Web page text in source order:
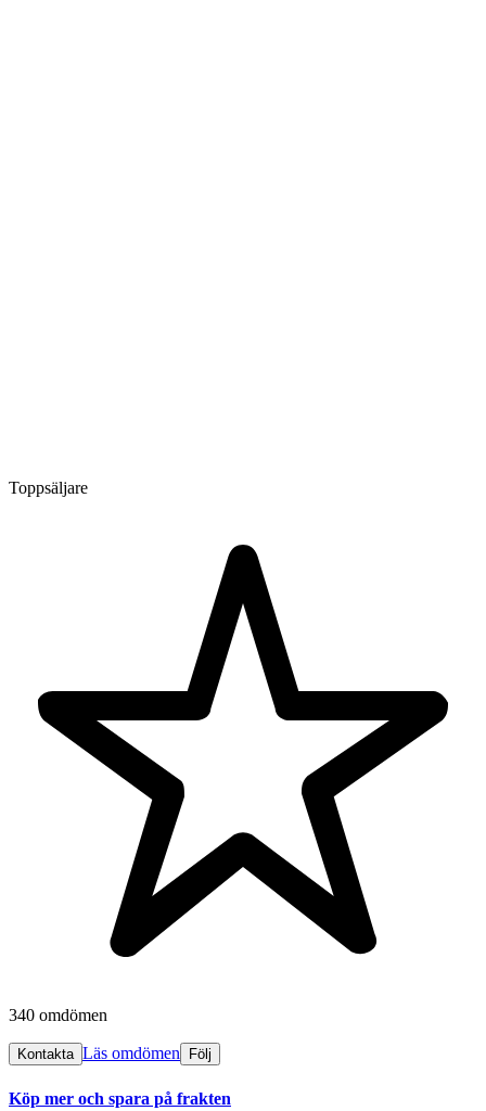
Toppsäljare
340 omdömen
Kontakta Läs omdömen Följ
Köp mer och spara på frakten